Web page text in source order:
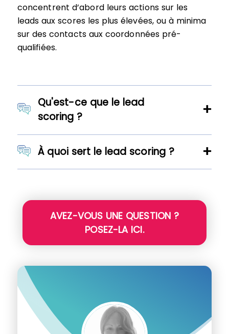
concentrent d’abord leurs actions sur les
leads aux scores les plus élevées, ou à minima
sur des contacts aux coordonnées pré-
qualifiées.
Qu'est-ce que le lead
scoring ?
À quoi sert le lead scoring ?
AVEZ-VOUS UNE QUESTION ?
POSEZ-LA ICI.